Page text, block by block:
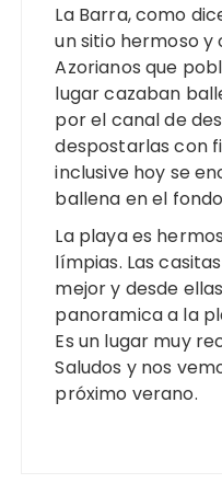
La Barra, como
un sitio hermoso y
Azorianos que
lugar cazaban
por el canal de
despostarlas con
inclusive hoy se
ballena en el
La playa es
límpias. Las
mejor y desde
panoramica a la
Es un lugar muy
Saludos y nos
próximo verano.